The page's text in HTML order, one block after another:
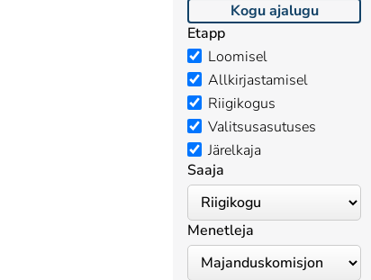
Kogu ajalugu
Etapp
Loomisel
Allkirjastamisel
Riigikogus
Valitsusasutuses
Järelkaja
Saaja
Menetleja